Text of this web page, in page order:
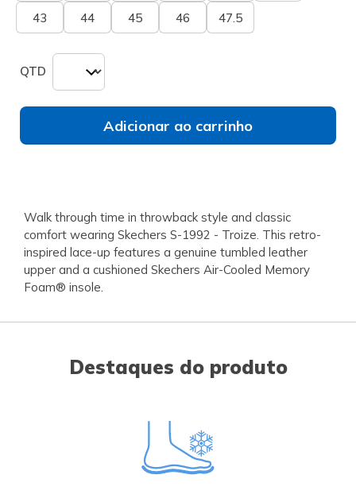
43 44 45 46 47.5
QTD
Adicionar ao carrinho
Walk through time in throwback style and classic
comfort wearing Skechers S-1992 - Troize. This retro-
inspired lace-up features a genuine tumbled leather
upper and a cushioned Skechers Air-Cooled Memory
Foam® insole.
Destaques do produto